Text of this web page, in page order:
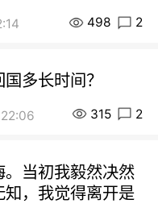
498 2
多长时间？
315 2
当初我毅然决然
，我觉得离开是